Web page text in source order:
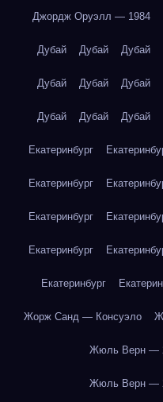
Джордж Оруэлл — 1984
Дубай Дубай Дубай
Дубай Дубай Дубай
Дубай Дубай Дубай
Екатеринбург
Екатеринбург
Екатеринбург
Екатеринбург
Екатеринбург
Жорж Санд — Консуэло
Жюль Верн —
Жюль Верн —